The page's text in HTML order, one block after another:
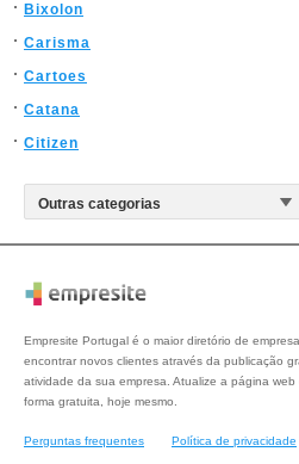
Bixolon
Carisma
Cartoes
Catana
Citizen
Empresite Portugal é o maior diretório de
encontrar novos clientes através da publicação
atividade da sua empresa. Atualize a página
forma gratuita, hoje mesmo.
Perguntas frequentes Política de privacidade